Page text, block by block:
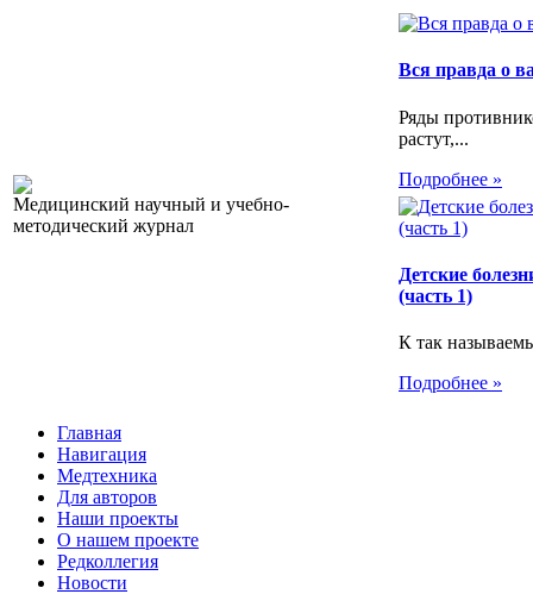
Медицинский научный и учебно-
методический журнал
Вся правда о
Ряды
растут,...
Подробнее »
Детские
(часть 1)
К так
Подробнее »
Главная
Навигация
Медтехника
Для авторов
Наши проекты
О нашем проекте
Редколлегия
Новости